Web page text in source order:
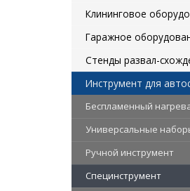
Клининговое
Гаражное
Стенды развал-
Инструмент для
Беспламенный
Универсальные
Ручной инструмент
Специнструмент